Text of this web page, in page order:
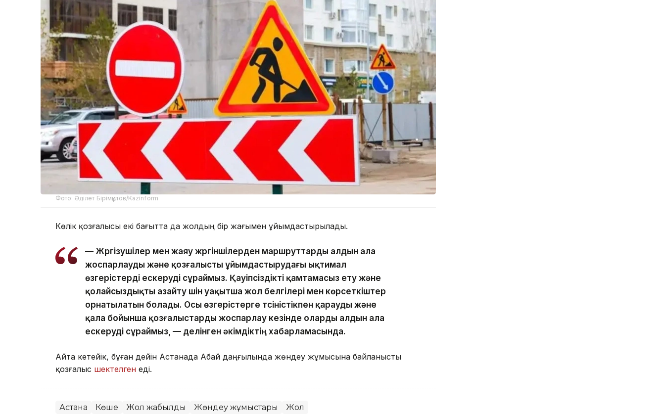
Фото: Әділет Бірімқұлов/Kazinform
Көлік қозғалысы екі бағытта да жолдың бір жағымен ұйымдастырылады.
— Жүргізушілер мен жаяу жүргіншілерден маршруттарды алдын ала
жоспарлауды және қозғалысты ұйымдастырудағы ықтимал
өзгерістерді ескеруді сұраймыз. Қауіпсіздікті қамтамасыз ету және
қолайсыздықты азайту үшін уақытша жол белгілері мен көрсеткіштер
орнатылатын болады. Осы өзгерістерге түсіністікпен қарауды және
қала бойынша қозғалыстарды жоспарлау кезінде оларды алдын ала
ескеруді сұраймыз, — делінген әкімдіктің хабарламасында.
Айта кетейік, бұған дейін Астанада Абай даңғылында жөндеу жұмысына байланысты
қозғалыс шектелген еді.
Астана Көше Жол жабылды Жөндеу жұмыстары Жол